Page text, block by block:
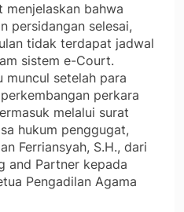
menjelaskan bahwa
persidangan selesai,
tidak terdapat jadwal
sistem e-Court.
muncul setelah para
perkara
melalui surat
hukum penggugat,
Ferriansyah, S.H., dari
and Partner kepada
Pengadilan Agama